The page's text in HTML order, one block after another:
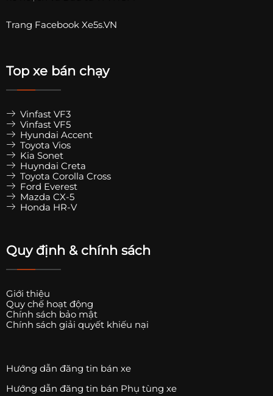
Trang Facebook Xe5s.VN
Top xe bán chạy
Vinfast VF3
Vinfast VF5
Hyundai Accent
Toyota Vios
Kia Sonet
Huyndai Creta
Toyota Corolla Cross
Ford Everest
Mazda CX-5
Honda HR-V
Quy định & chính sách
Giới thiệu
Quy chế hoạt động
Chính sách bảo mật
Chính sách giải quyết khiếu nại
Hướng dẫn đăng tin bán xe
Hướng dẫn đăng tin bán Phụ tùng xe